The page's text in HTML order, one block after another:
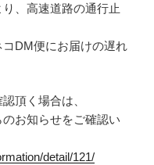
、高速道路の通行止
DM便にお届けの遅れ
頂く場合は、
お知らせをご確認い
detail/121/